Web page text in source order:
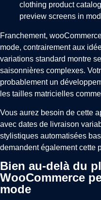
Franchement,
mode, contrairement aux
variations standard montre
saisonnières complexes.
probablement un
les tailles matricielles
Vous aurez besoin de cette
avec dates de livraison
stylistiques automatisées
demandent également cette
Bien au-delà du
WooCommerce
mode